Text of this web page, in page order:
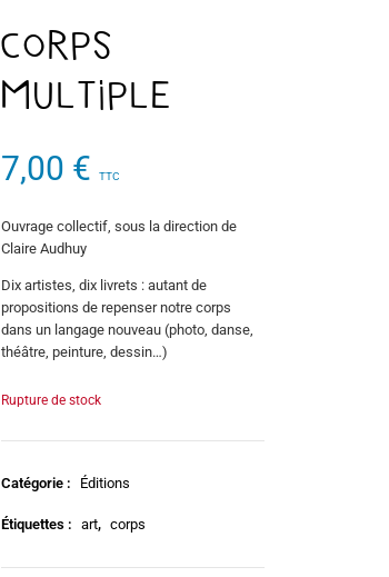
Corps
multiple
7,00 € TTC
Ouvrage collectif, sous la direction de
Claire Audhuy
Dix artistes, dix livrets : autant de
propositions de repenser notre corps
dans un langage nouveau (photo, danse,
théâtre, peinture, dessin…)
Rupture de stock
Catégorie : Éditions
Étiquettes : art, corps